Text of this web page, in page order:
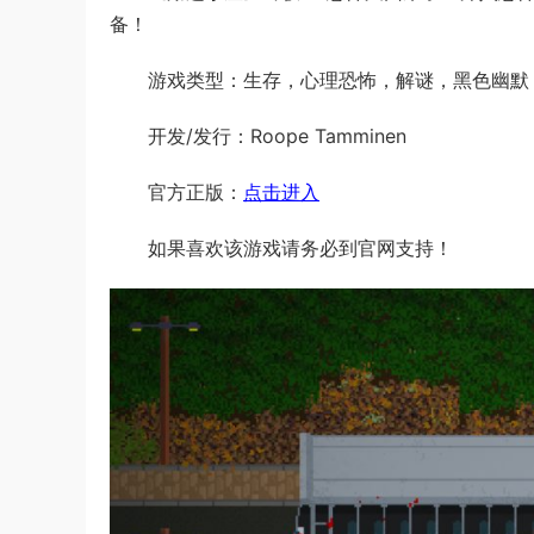
备！
游戏类型：生存，心理恐怖，解谜，黑色幽
开发/发行：Roope Tamminen
官方正版： 点击进入
如果喜欢该游戏请务必到官网支持！